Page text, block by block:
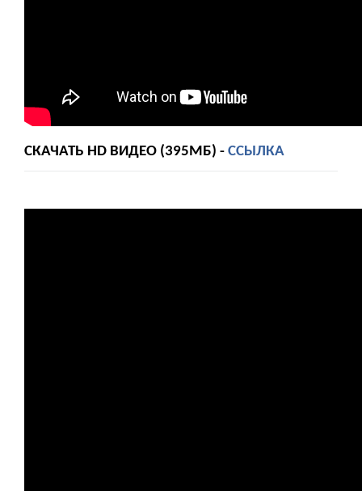
СКАЧАТЬ HD ВИДЕО (395МБ) - ССЫЛКА